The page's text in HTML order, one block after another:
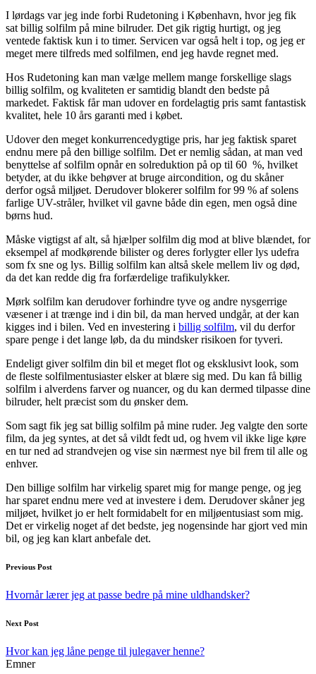
I lørdags var jeg inde forbi Rudetoning i København, hvor jeg fik
sat billig solfilm på mine bilruder. Det gik rigtig hurtigt, og jeg
ventede faktisk kun i to timer. Servicen var også helt i top, og jeg er
meget mere tilfreds med solfilmen, end jeg havde regnet med.
Hos Rudetoning kan man vælge mellem mange forskellige slags
billig solfilm, og kvaliteten er samtidig blandt den bedste på
markedet. Faktisk får man udover en fordelagtig pris samt fantastisk
kvalitet, hele 10 års garanti med i købet.
Udover den meget konkurrencedygtige pris, har jeg faktisk sparet
endnu mere på den billige solfilm. Det er nemlig sådan, at man ved
benyttelse af solfilm opnår en solreduktion på op til 60 %, hvilket
betyder, at du ikke behøver at bruge aircondition, og du skåner
derfor også miljøet. Derudover blokerer solfilm for 99 % af solens
farlige UV-stråler, hvilket vil gavne både din egen, men også dine
børns hud.
Måske vigtigst af alt, så hjælper solfilm dig mod at blive blændet, for
eksempel af modkørende bilister og deres forlygter eller lys udefra
som fx sne og lys. Billig solfilm kan altså skele mellem liv og død,
da det kan redde dig fra forfærdelige trafikulykker.
Mørk solfilm kan derudover forhindre tyve og andre nysgerrige
væsener i at trænge ind i din bil, da man herved undgår, at der kan
kigges ind i bilen. Ved en investering i billig solfilm, vil du derfor
spare penge i det lange løb, da du mindsker risikoen for tyveri.
Endeligt giver solfilm din bil et meget flot og eksklusivt look, som
de fleste solfilmentusiaster elsker at blære sig med. Du kan få billig
solfilm i alverdens farver og nuancer, og du kan dermed tilpasse dine
bilruder, helt præcist som du ønsker dem.
Som sagt fik jeg sat billig solfilm på mine ruder. Jeg valgte den sorte
film, da jeg syntes, at det så vildt fedt ud, og hvem vil ikke lige køre
en tur ned ad strandvejen og vise sin nærmest nye bil frem til alle og
enhver.
Den billige solfilm har virkelig sparet mig for mange penge, og jeg
har sparet endnu mere ved at investere i dem. Derudover skåner jeg
miljøet, hvilket jo er helt formidabelt for en miljøentusiast som mig.
Det er virkelig noget af det bedste, jeg nogensinde har gjort ved min
bil, og jeg kan klart anbefale det.
Post
navigation
Previous Post
Hvornår lærer jeg at passe bedre på mine uldhandsker?
Next Post
Hvor kan jeg låne penge til julegaver henne?
Emner